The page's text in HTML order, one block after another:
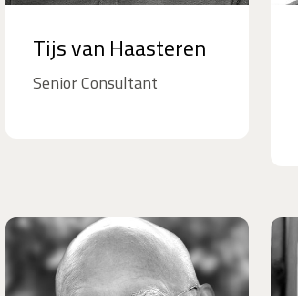
Tijs van Haasteren
Senior Consultant